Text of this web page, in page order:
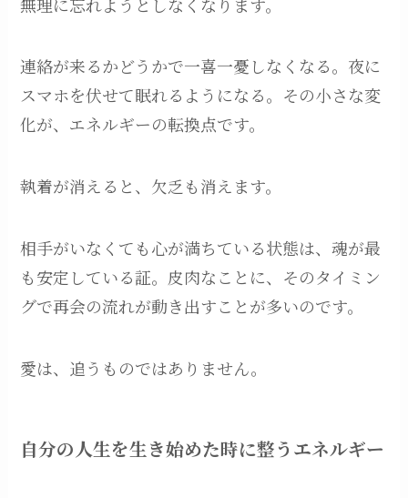
連絡が来るかどうかで一喜一憂しなくなる。夜に
スマホを伏せて眠れるようになる。その小さな変
化が、エネルギーの転換点です。
執着が消えると、欠乏も消えます。
相手がいなくても心が満ちている状態は、魂が最
も安定している証。皮肉なことに、そのタイミン
グで再会の流れが動き出すことが多いのです。
愛は、追うものではありません。
自分の人生を生き始めた時に整うエネルギー